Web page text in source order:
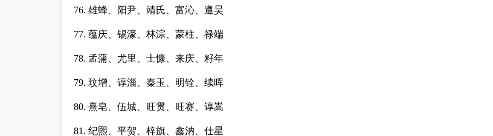
76. 雄蜂、阳尹、靖氏、富沁、遵昊
77. 蕴庆、锡濠、林淙、蒙柱、禄端
78. 孟蒲、尤里、士慷、来庆、籽年
79. 玟增、谆淄、秦玉、明铨、续晖
80. 熹皂、伍城、旺贯、旺赛、谆嵩
81. 纪熙、平贺、梓旗、鑫汭、仕星